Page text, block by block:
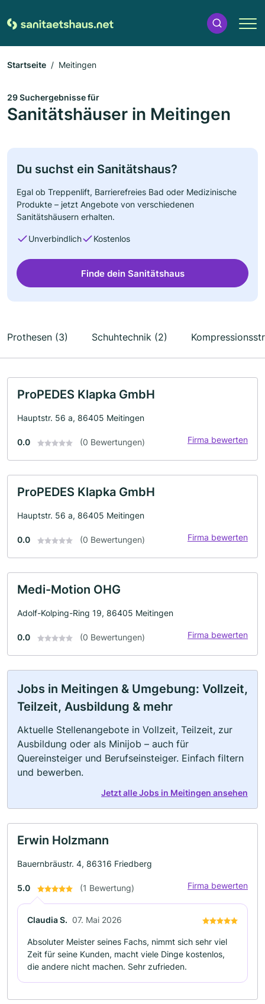
Startseite Meitingen
29 Suchergebnisse für
Sanitätshäuser in Meitingen
Du suchst ein Sanitätshaus?
Egal ob Treppenlift, Barrierefreies Bad oder Medizinische
Produkte – jetzt Angebote von verschiedenen
Sanitätshäusern erhalten.
Unverbindlich Kostenlos
Finde dein Sanitätshaus
Prothesen (3) Schuhtechnik (2)
ProPEDES Klapka GmbH
Hauptstr. 56 a, 86405 Meitingen
0.0 (0 Bewertungen) Firma bewerten
ProPEDES Klapka GmbH
Hauptstr. 56 a, 86405 Meitingen
0.0 (0 Bewertungen) Firma bewerten
Medi-Motion OHG
Adolf-Kolping-Ring 19, 86405 Meitingen
0.0 (0 Bewertungen) Firma bewerten
Jobs in Meitingen & Umgebung: Vollzeit,
Teilzeit, Ausbildung & mehr
Aktuelle Stellenangebote in Vollzeit, Teilzeit, zur
Ausbildung oder als Minijob – auch für
Quereinsteiger und Berufseinsteiger. Einfach filtern
und bewerben.
Jetzt alle Jobs in Meitingen ansehen
Erwin Holzmann
Bauernbräustr. 4, 86316 Friedberg
5.0 (1 Bewertung) Firma bewerten
Claudia S. 07. Mai 2026
Absoluter Meister seines Fachs, nimmt sich sehr viel
Zeit für seine Kunden, macht viele Dinge kostenlos,
die andere nicht machen. Sehr zufrieden.